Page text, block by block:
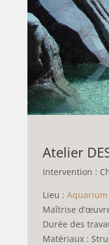
Atelier
Intervention :
Lieu : Aquarium
Maîtrise
Durée des
Matériaux :